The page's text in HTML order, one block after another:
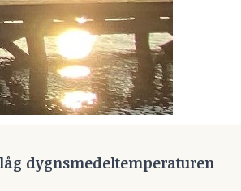
dygnsmedeltemperaturen